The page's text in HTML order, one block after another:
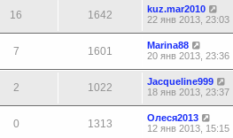
16 1642
kuz.mar2010
22 янв 2013, 23:03
7 1601
Marina88
20 янв 2013, 23:36
2 1022
Jacqueline999
18 янв 2013, 23:37
0 1313
Олеся2013
12 янв 2013, 15:15